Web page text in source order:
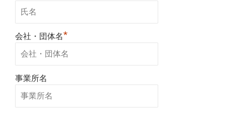
会社・団体名*
事業所名